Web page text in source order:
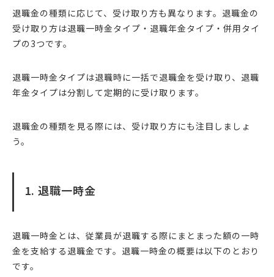
退職金の種類に応じて、受け取り方も異なります。退職金の
受け取り方は退職一時金タイプ・退職年金タイプ・併用タイ
プの3つです。
退職一時金タイプは退職時に一括で退職金を受け取り、退職
年金タイプは分割して定期的に受け取ります。
退職金の種類を見る際には、受け取り方にも注目しましょ
う。
1. 退職一時金
退職一時金とは、従業員が退職する際にまとまった額の一時
金を支給する退職金です。退職一時金の概要は以下のとおり
です。